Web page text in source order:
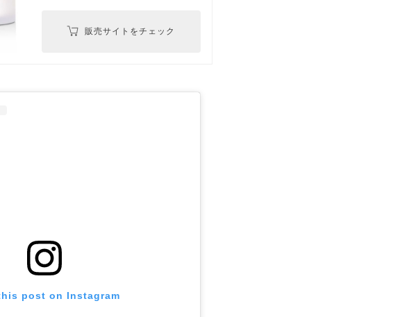
販売サイトをチェック
post on Instagram